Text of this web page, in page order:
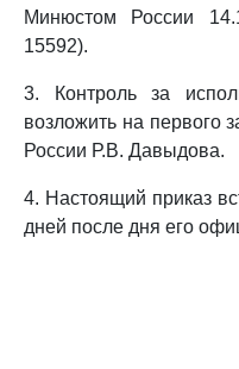
Минюстом России
15592).
3. Контроль за
возложить на первого
России Р.В. Давыдова.
4. Настоящий приказ
дней после дня его